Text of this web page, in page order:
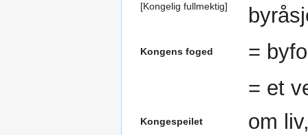
[Kongelig fullmektig]
Kongens foged =
Kongespeilet
= et
om